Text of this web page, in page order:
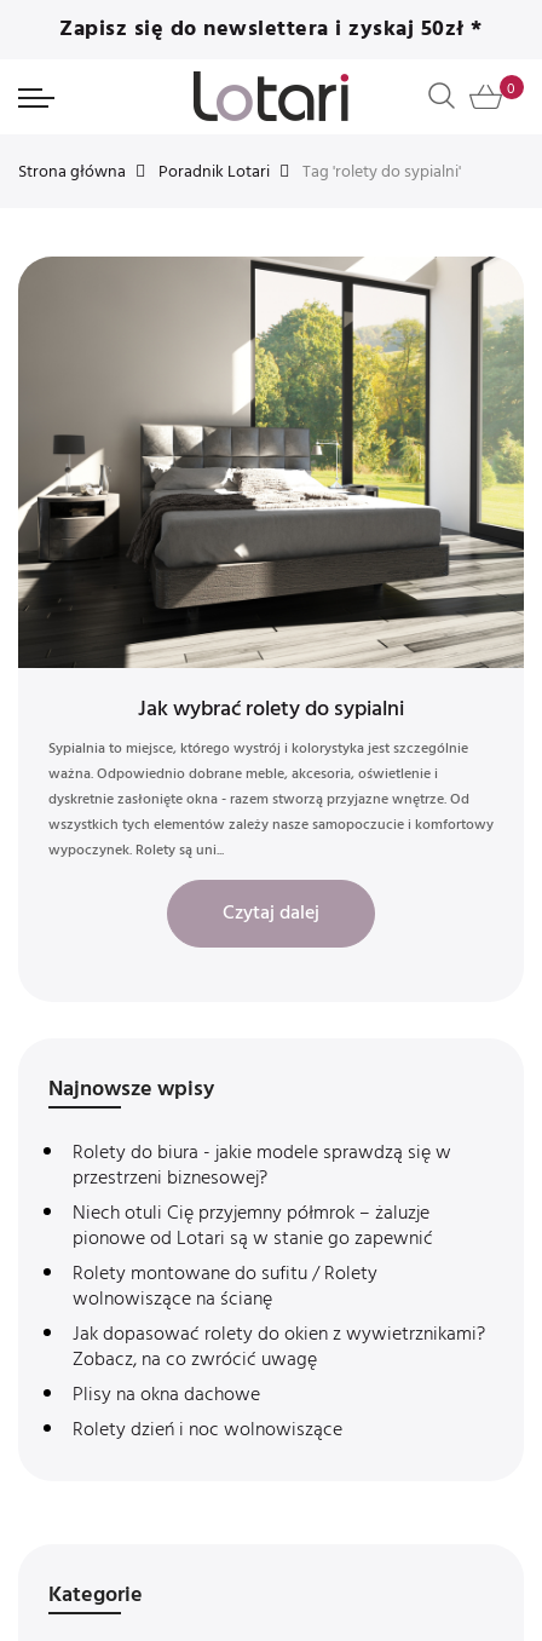
Zapisz się do newslettera i zyskaj 50zł *
Strona główna Poradnik Lotari Tag 'rolety do sypialni'
Jak wybrać rolety do sypialni
Sypialnia to miejsce, którego wystrój i kolorystyka jest szczególnie
ważna. Odpowiednio dobrane meble, akcesoria, oświetlenie i
dyskretnie zasłonięte okna - razem stworzą przyjazne wnętrze. Od
wszystkich tych elementów zależy nasze samopoczucie i komfortowy
wypoczynek. Rolety są uni...
Czytaj dalej Jak wybrać rolety do
Najnowsze wpisy
Rolety do biura - jakie modele sprawdzą się w
przestrzeni biznesowej?
Niech otuli Cię przyjemny półmrok – żaluzje
pionowe od Lotari są w stanie go zapewnić
Rolety montowane do sufitu / Rolety
wolnowiszące na ścianę
Jak dopasować rolety do okien z wywietrznikami?
Zobacz, na co zwrócić uwagę
Plisy na okna dachowe
Rolety dzień i noc wolnowiszące
Kategorie